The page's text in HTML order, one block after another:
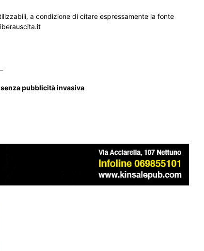
a condizione di citare espressamente la fonte
pubblicità invasiva